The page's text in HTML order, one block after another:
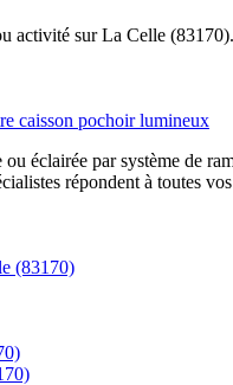
activité sur La Celle (83170).
éclairée par système de
répondent à toutes
(83170)